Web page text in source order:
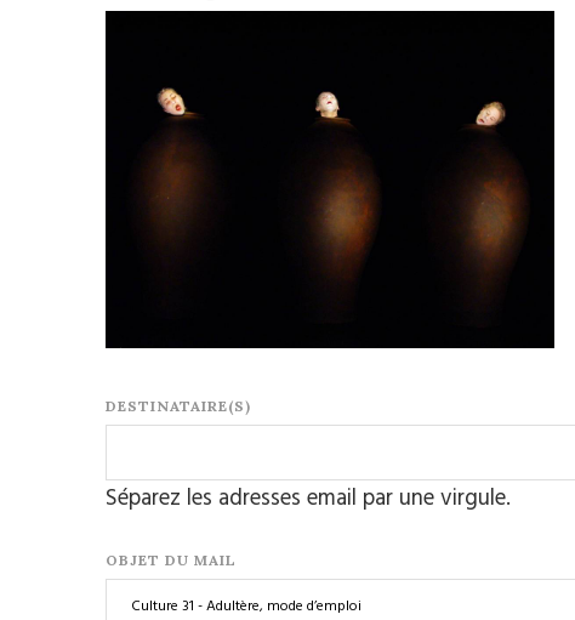
DESTINATAIRE(S)
Séparez les adresses email par une virgule.
OBJET DU MAIL